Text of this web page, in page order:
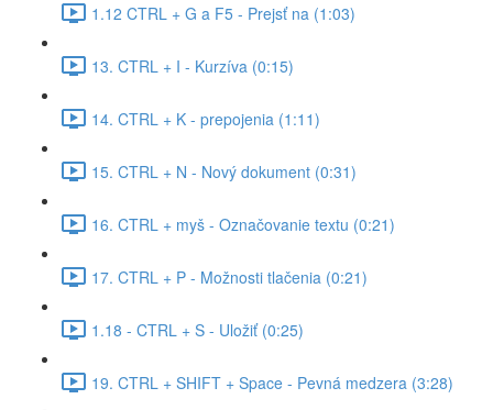
1.12 CTRL + G a F5 - Prejsť na (1:03)
13. CTRL + I - Kurzíva (0:15)
14. CTRL + K - prepojenia (1:11)
15. CTRL + N - Nový dokument (0:31)
16. CTRL + myš - Označovanie textu (0:21)
17. CTRL + P - Možnosti tlačenia (0:21)
1.18 - CTRL + S - Uložiť (0:25)
19. CTRL + SHIFT + Space - Pevná medzera (3:28)